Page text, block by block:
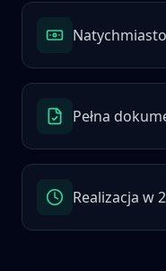
Pełna
Realizacja w